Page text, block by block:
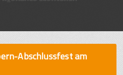
Abschlussfest am